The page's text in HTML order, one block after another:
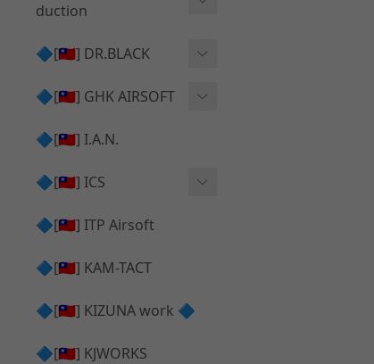
[夢神⧸Morpheus] 碳鋼 內
管
B＆T APC9 系列產品
B＆T SPR300系列產品
HOP膠皮
duction
T-5000
🔷[🇹🇼] DR.BLACK
Hi-capa 彈匣外觀
維護保養
Hi-capa 上半外觀
Hi-capa 內部升級
🔷[🇹🇼] GHK AIRSOFT
AR ⧸ M4 GBB 原廠零件
AKM V3 主體 ＆ 原廠零件
G5 原廠零件
G17 GEN.3 原廠零件
AR ⧸ M4 GBB 升級套件
🔷[🇹🇼] I.A.N.
🔷[🇹🇼] ICS
Hi-Capa 維修零件
ICS 成槍
🔷[🇹🇼] ITP Airsoft
🔷[🇹🇼] KAM-TACT
🔷[🇹🇼] KIZUNA work 🔷
🔷[🇹🇼] KJWORKS